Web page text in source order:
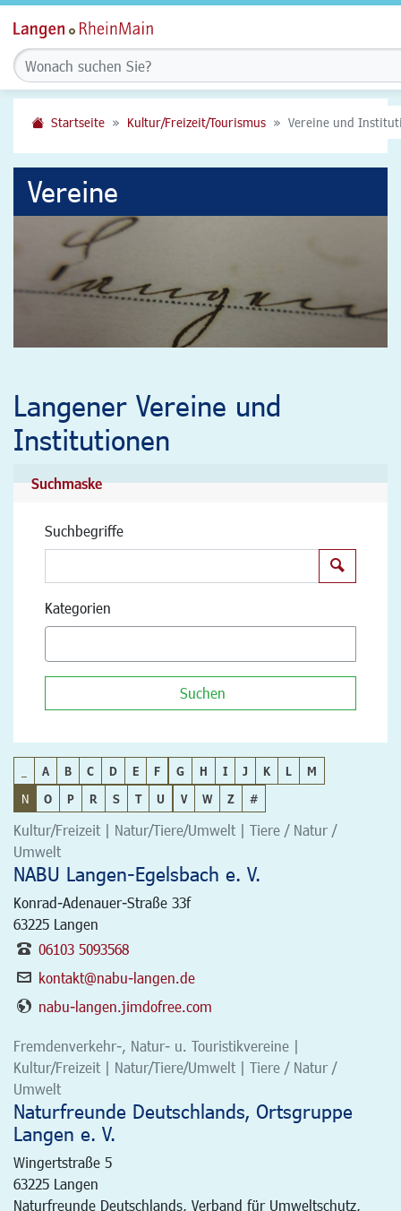
Startseite Kultur/Freizeit/Tourismus Vereine und
Vereine
Langener Vereine und
Institutionen
Suchmaske
Suchbegriffe
Kategorien
Suchen
A B C D E F G H I J K L
M
N
O P R S T U V W Z #
Kultur/Freizeit | Natur/Tiere/Umwelt | Tiere / Natur /
Umwelt
NABU Langen-Egelsbach e. V.
Konrad-Adenauer-Straße 33f
63225 Langen
06103 5093568
kontakt@nabu-langen.de
nabu-langen.jimdofree.com
Fremdenverkehr-, Natur- u. Touristikvereine |
Kultur/Freizeit | Natur/Tiere/Umwelt | Tiere / Natur /
Umwelt
Naturfreunde Deutschlands, Ortsgruppe
Langen e. V.
Wingertstraße 5
63225 Langen
Naturfreunde Deutschlands, Verband für Umweltschutz,